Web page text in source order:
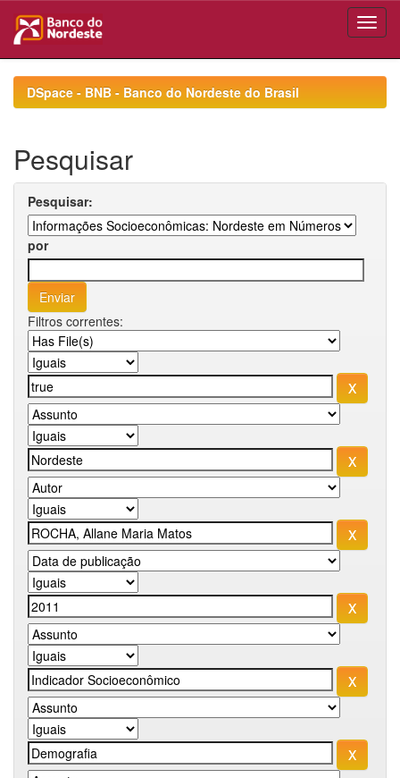
navigationDSpace - BNB - Banco do Nordeste do Brasil
Pesquisar
Pesquisar:
por
Filtros correntes: